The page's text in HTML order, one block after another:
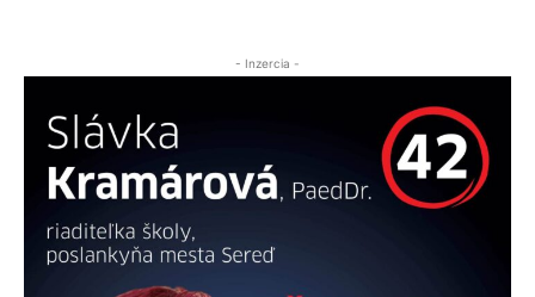
- Inzercia -